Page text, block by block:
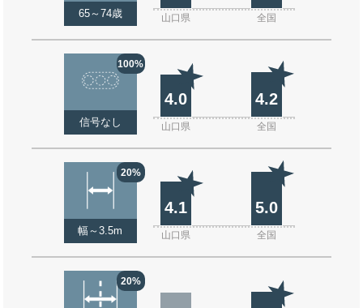
65～74歳 山口県 全国
100%
信号なし
4.0 4.2
山口県 全国
20%
幅～3.5m
4.1 5.0
山口県 全国
20%